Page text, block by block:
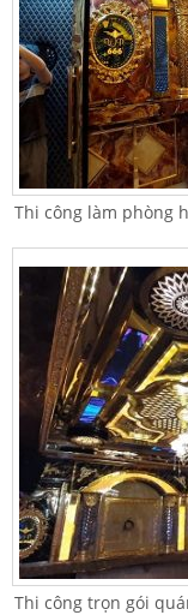
Thi công làm phòng
Thi công trọn gói